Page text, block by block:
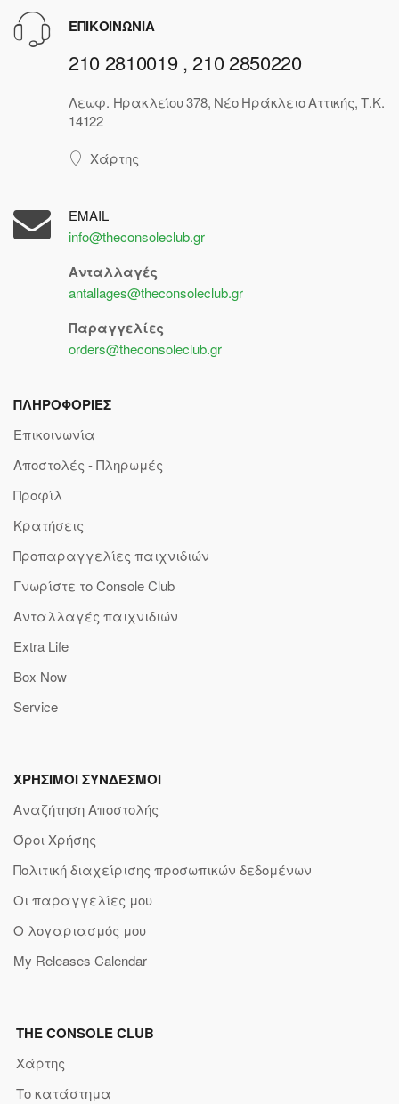
ΕΠΙΚΟΙΝΩΝΙΑ
210 2810019 , 210 2850220
Λεωφ. Ηρακλείου 378, Νέο Ηράκλειο Αττικής, Τ.Κ.
14122
Χάρτης
EMAIL
info@theconsoleclub.gr
Ανταλλαγές
antallages@theconsoleclub.gr
Παραγγελίες
orders@theconsoleclub.gr
ΠΛΗΡΟΦΟΡΙΕΣ
Επικοινωνία
Αποστολές - Πληρωμές
Προφίλ
Κρατήσεις
Προπαραγγελίες παιχνιδιών
Γνωρίστε το Console Club
Ανταλλαγές παιχνιδιών
Extra Life
Box Now
Service
ΧΡΗΣΙΜΟΙ ΣΥΝΔΕΣΜΟΙ
Αναζήτηση Αποστολής
Όροι Χρήσης
Πολιτική διαχείρισης προσωπικών δεδομένων
Οι παραγγελίες μου
Ο λογαριασμός μου
My Releases Calendar
THE CONSOLE CLUB
Χάρτης
Το κατάστημα